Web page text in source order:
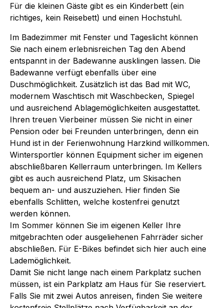
Für die kleinen Gäste gibt es ein Kinderbett (ein
richtiges, kein Reisebett) und einen Hochstuhl.
Im Badezimmer mit Fenster und Tageslicht können
Sie nach einem erlebnisreichen Tag den Abend
entspannt in der Badewanne ausklingen lassen. Die
Badewanne verfügt ebenfalls über eine
Duschmöglichkeit. Zusätzlich ist das Bad mit WC,
modernem Waschtisch mit Waschbecken, Spiegel
und ausreichend Ablagemöglichkeiten ausgestattet.
Ihren treuen Vierbeiner müssen Sie nicht in einer
Pension oder bei Freunden unterbringen, denn ein
Hund ist in der Ferienwohnung Harzkind willkommen.
Wintersportler können Equipment sicher im eigenen
abschließbaren Kellerraum unterbringen. Im Kellers
gibt es auch ausreichend Platz, um Skisachen
bequem an- und auszuziehen. Hier finden Sie
ebenfalls Schlitten, welche kostenfrei genutzt
werden können.
Im Sommer können Sie im eigenen Keller Ihre
mitgebrachten oder ausgeliehenen Fahrräder sicher
abschließen. Für E-Bikes befindet sich hier auch eine
Lademöglichkeit.
Damit Sie nicht lange nach einem Parkplatz suchen
müssen, ist ein Parkplatz am Haus für Sie reserviert.
Falls Sie mit zwei Autos anreisen, finden Sie weitere